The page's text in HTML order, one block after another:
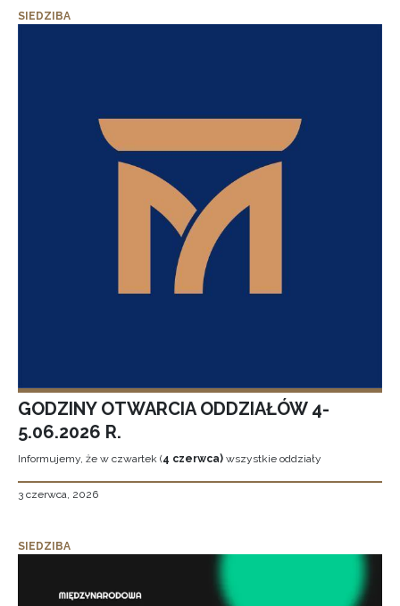
SIEDZIBA
GODZINY OTWARCIA ODDZIAŁÓW 4-
5.06.2026 R.
Informujemy, że w czwartek (4 czerwca) wszystkie oddziały
3 czerwca, 2026
SIEDZIBA